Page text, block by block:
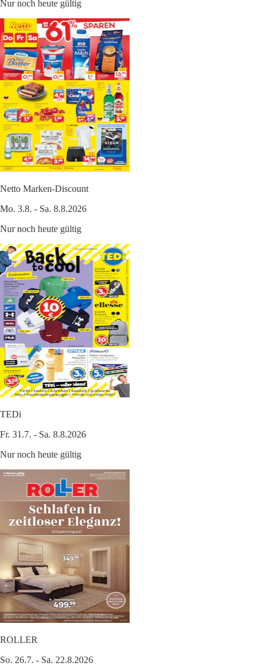
Nur noch heute gültig
Netto Marken-Discount
Mo. 3.8. - Sa. 8.8.2026
Nur noch heute gültig
TEDi
Fr. 31.7. - Sa. 8.8.2026
Nur noch heute gültig
ROLLER
So. 26.7. - Sa. 22.8.2026